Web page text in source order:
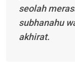
seolah
subhanahu
akhirat.